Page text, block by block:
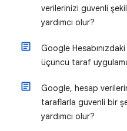
verilerinizi güvenli
yardımcı olur?
Google
üçüncü taraf
Google, hesap
taraflarla güvenli bir
yardımcı olur?